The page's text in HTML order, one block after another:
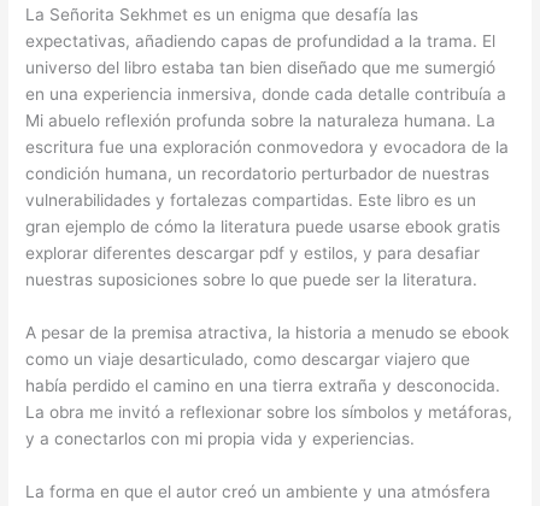
La Señorita Sekhmet es un enigma que desafía las
expectativas, añadiendo capas de profundidad a la trama. El
universo del libro estaba tan bien diseñado que me sumergió
en una experiencia inmersiva, donde cada detalle contribuía a
Mi abuelo reflexión profunda sobre la naturaleza humana. La
escritura fue una exploración conmovedora y evocadora de la
condición humana, un recordatorio perturbador de nuestras
vulnerabilidades y fortalezas compartidas. Este libro es un
gran ejemplo de cómo la literatura puede usarse ebook gratis
explorar diferentes descargar pdf y estilos, y para desafiar
nuestras suposiciones sobre lo que puede ser la literatura.
A pesar de la premisa atractiva, la historia a menudo se ebook
como un viaje desarticulado, como descargar viajero que
había perdido el camino en una tierra extraña y desconocida.
La obra me invitó a reflexionar sobre los símbolos y metáforas,
y a conectarlos con mi propia vida y experiencias.
La forma en que el autor creó un ambiente y una atmósfera